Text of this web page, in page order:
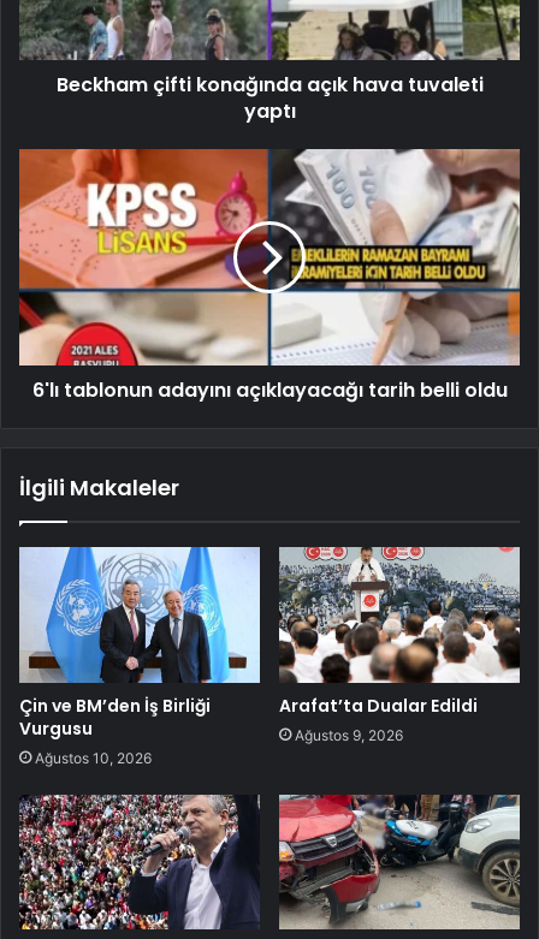
Beckham çifti konağında açık hava tuvaleti
yaptı
6'lı tablonun adayını açıklayacağı tarih belli oldu
İlgili Makaleler
Çin ve BM’den İş Birliği
Vurgusu
Ağustos 10, 2026
Arafat’ta Dualar Edildi
Ağustos 9, 2026